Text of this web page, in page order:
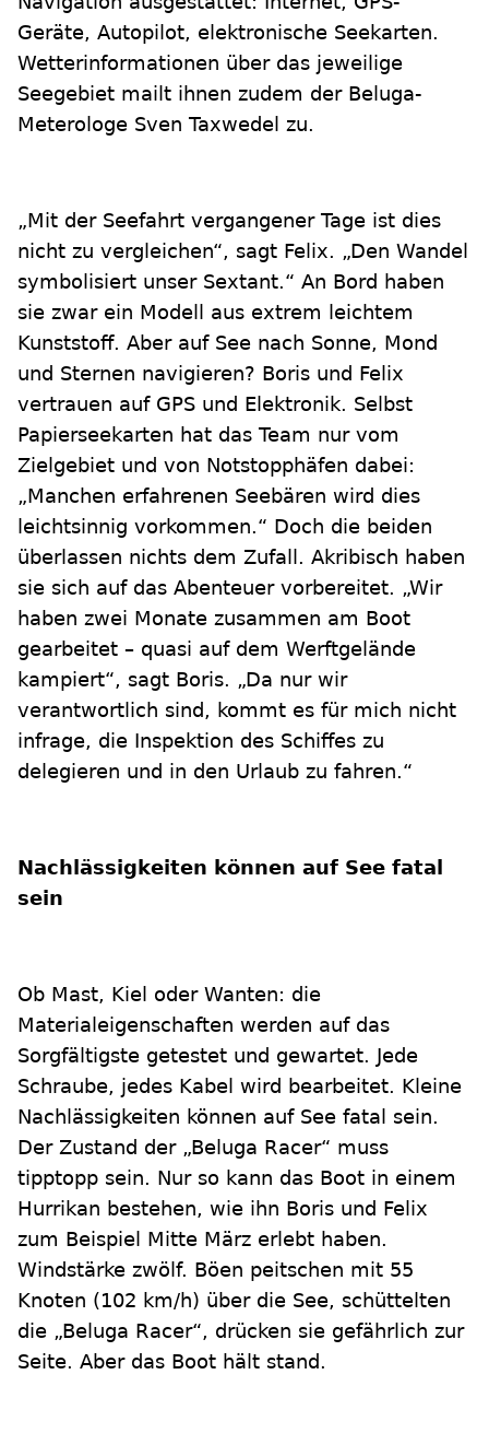
Geräte, Autopilot, elektronische Seekarten.
Wetterinformationen über das jeweilige
Seegebiet mailt ihnen zudem der Beluga-
Meterologe Sven Taxwedel zu.
„Mit der Seefahrt vergangener Tage ist dies
nicht zu vergleichen“, sagt Felix. „Den Wandel
symbolisiert unser Sextant.“ An Bord haben
sie zwar ein Modell aus extrem leichtem
Kunststoff. Aber auf See nach Sonne, Mond
und Sternen navigieren? Boris und Felix
vertrauen auf GPS und Elektronik. Selbst
Papierseekarten hat das Team nur vom
Zielgebiet und von Notstopphäfen dabei:
„Manchen erfahrenen Seebären wird dies
leichtsinnig vorkommen.“ Doch die beiden
überlassen nichts dem Zufall. Akribisch haben
sie sich auf das Abenteuer vorbereitet. „Wir
haben zwei Monate zusammen am Boot
gearbeitet – quasi auf dem Werftgelände
kampiert“, sagt Boris. „Da nur wir
verantwortlich sind, kommt es für mich nicht
infrage, die Inspektion des Schiffes zu
delegieren und in den Urlaub zu fahren.“
Nachlässigkeiten können auf See fatal
sein
Ob Mast, Kiel oder Wanten: die
Materialeigenschaften werden auf das
Sorgfältigste getestet und gewartet. Jede
Schraube, jedes Kabel wird bearbeitet. Kleine
Nachlässigkeiten können auf See fatal sein.
Der Zustand der „Beluga Racer“ muss
tipptopp sein. Nur so kann das Boot in einem
Hurrikan bestehen, wie ihn Boris und Felix
zum Beispiel Mitte März erlebt haben.
Windstärke zwölf. Böen peitschen mit 55
Knoten (102 km/h) über die See, schüttelten
die „Beluga Racer“, drücken sie gefährlich zur
Seite. Aber das Boot hält stand.